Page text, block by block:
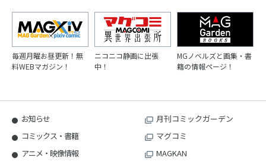
毎週月曜お昼更新！無
料WEBマガジン！
ニコニコ静画に出張
中！
MGノベルズと画集・書
籍の情報ページ！
お知らせ
コミックス・書籍
アニメ・映像情報
月刊コミックガーデン
マグコミ
MAGKAN